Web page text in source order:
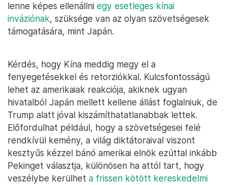
lenne képes ellenállni egy esetleges kínai
inváziónak, szüksége van az olyan szövetségesek
támogatására, mint Japán.
Kérdés, hogy Kína meddig megy el a
fenyegetésekkel és retorziókkal. Kulcsfontosságú
lehet az amerikaiak reakciója, akiknek ugyan
hivatalból Japán mellett kellene állást foglalniuk, de
Trump alatt jóval kiszámíthatatlanabbak lettek.
Előfordulhat például, hogy a szövetségesei felé
rendkívül kemény, a világ diktátoraival viszont
kesztyűs kézzel bánó amerikai elnök ezúttal inkább
Pekinget választja, különösen ha attól tart, hogy
veszélybe kerülhet a frissen kötött kereskedelmi